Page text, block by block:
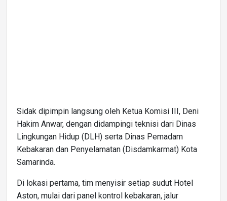
Sidak dipimpin langsung oleh Ketua Komisi III, Deni
Hakim Anwar, dengan didampingi teknisi dari Dinas
Lingkungan Hidup (DLH) serta Dinas Pemadam
Kebakaran dan Penyelamatan (Disdamkarmat) Kota
Samarinda.
Di lokasi pertama, tim menyisir setiap sudut Hotel
Aston, mulai dari panel kontrol kebakaran, jalur